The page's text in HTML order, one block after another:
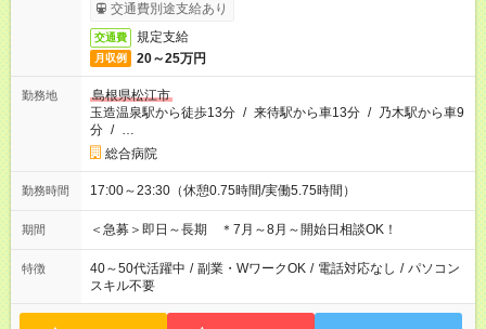
交通費別途支給あり
交通費 規定支給
月収例 20～25万円
勤務地
島根県松江市
玉造温泉駅から徒歩13分 / 来待駅から車13分 / 乃木駅から車9
分 / …
総合病院
勤務時間 17:00～23:30（休憩0.75時間/実働5.75時間）
期間 ＜急募＞即日～長期 ＊7月～8月～開始日相談OK！
特徴 40～50代活躍中 / 副業・WワークOK / 電話対応なし / パソコン
スキル不要